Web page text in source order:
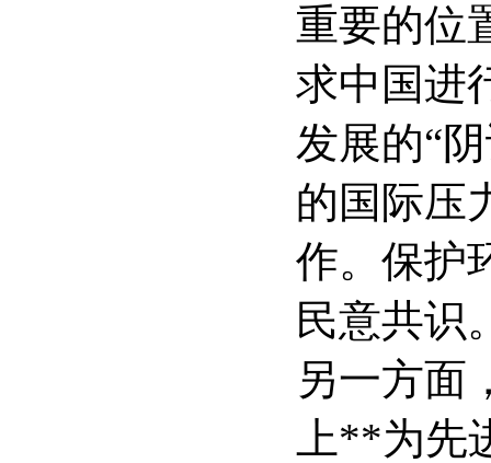
重要的位
求中国进
发展的“
的国际压
作。保护
民意共识
另一方面
上**为先